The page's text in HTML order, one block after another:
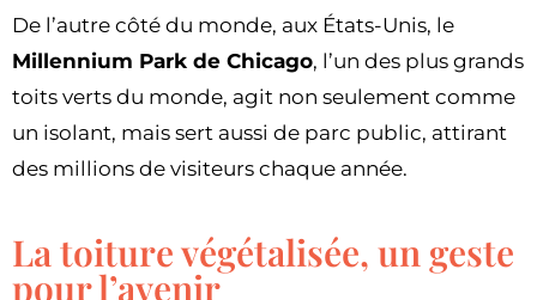
De l’autre côté du monde, aux États-Unis, le
Millennium Park de Chicago, l’un des plus grands
toits verts du monde, agit non seulement comme
un isolant, mais sert aussi de parc public, attirant
des millions de visiteurs chaque année.
La toiture végétalisée, un geste
pour l’avenir